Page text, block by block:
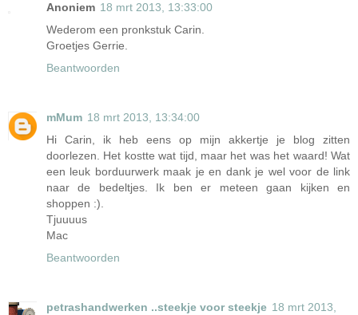
Anoniem 18 mrt 2013, 13:33:00
Wederom een pronkstuk Carin.
Groetjes Gerrie.
Beantwoorden
mMum 18 mrt 2013, 13:34:00
Hi Carin, ik heb eens op mijn akkertje je blog zitten
doorlezen. Het kostte wat tijd, maar het was het waard! Wat
een leuk borduurwerk maak je en dank je wel voor de link
naar de bedeltjes. Ik ben er meteen gaan kijken en
shoppen :).
Tjuuuus
Mac
Beantwoorden
petrashandwerken ..steekje voor steekje 18 mrt 2013,